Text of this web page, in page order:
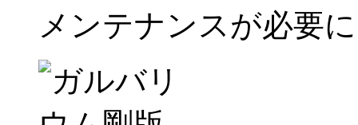
メンテナンスが必要